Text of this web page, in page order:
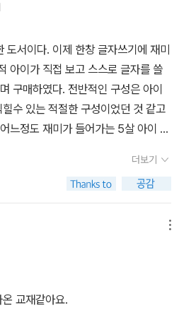
서이다. 이제 한창 글자쓰기에 재미
아이가 직접 보고 스스로 글자를 쓸
구매하였다. 전반적인 구성은 아이
수 있는 적절한 구성이었던 것 같고
느정도 재미가 들어가는 5살 아이 수
더보기
교재같아요.